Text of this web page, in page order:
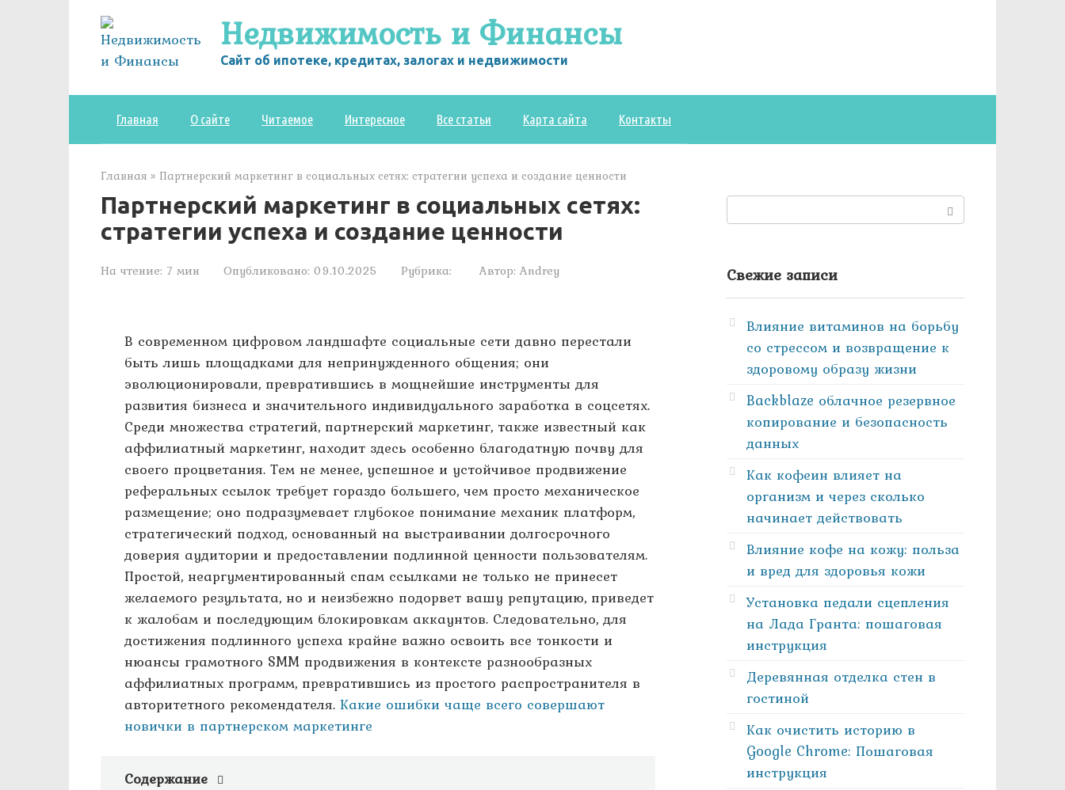
Недвижимость и Финансы
Сайт об ипотеке, кредитах, залогах и недвижимости
Главная О сайте Читаемое Интересное Все статьи Карта сайта Контакты
Главная » Партнерский маркетинг в социальных сетях: стратегии успеха и создание ценности
Партнерский маркетинг в социальных сетях:
стратегии успеха и создание ценности
На чтение: 7 мин Опубликовано: 09.10.2025 Рубрика: Автор: Andrey
В современном цифровом ландшафте социальные сети давно перестали
быть лишь площадками для непринужденного общения; они
эволюционировали, превратившись в мощнейшие инструменты для
развития бизнеса и значительного индивидуального заработка в соцсетях.
Среди множества стратегий, партнерский маркетинг, также известный как
аффилиатный маркетинг, находит здесь особенно благодатную почву для
своего процветания. Тем не менее, успешное и устойчивое продвижение
реферальных ссылок требует гораздо большего, чем просто механическое
размещение; оно подразумевает глубокое понимание механик платформ,
стратегический подход, основанный на выстраивании долгосрочного
доверия аудитории и предоставлении подлинной ценности пользователям.
Простой, неаргументированный спам ссылками не только не принесет
желаемого результата, но и неизбежно подорвет вашу репутацию, приведет
к жалобам и последующим блокировкам аккаунтов. Следовательно, для
достижения подлинного успеха крайне важно освоить все тонкости и
нюансы грамотного SMM продвижения в контексте разнообразных
аффилиатных программ, превратившись из простого распространителя в
авторитетного рекомендателя. Какие ошибки чаще всего совершают
новички в партнерском маркетинге
Содержание
Свежие записи
Влияние витаминов на борьбу
со стрессом и возвращение к
здоровому образу жизни
Backblaze облачное резервное
копирование и безопасность
данных
Как кофеин влияет на
организм и через сколько
начинает действовать
Влияние кофе на кожу: польза
и вред для здоровья кожи
Установка педали сцепления
на Лада Гранта: пошаговая
инструкция
Деревянная отделка стен в
гостиной
Как очистить историю в
Google Chrome: Пошаговая
инструкция